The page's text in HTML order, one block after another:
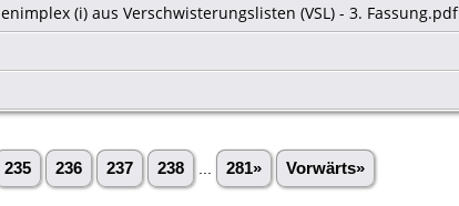
(i) aus Verschwisterungslisten (VSL) - 3. Fassung.pdf
235 236 237 238 281» Vorwärts»